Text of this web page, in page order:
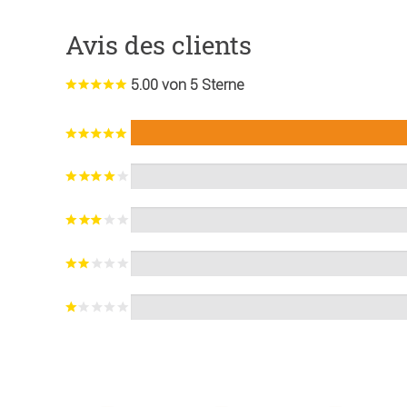
Avis des clients
5.00 von 5 Sterne